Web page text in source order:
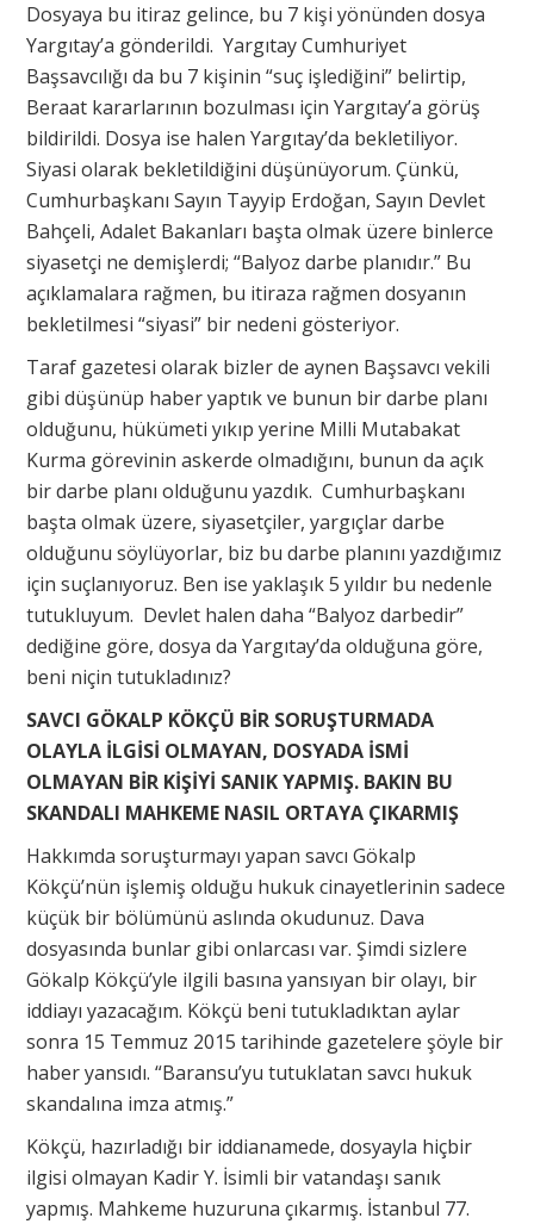
Dosyaya bu itiraz gelince, bu 7 kişi yönünden dosya
Yargıtay’a gönderildi. Yargıtay Cumhuriyet
Başsavcılığı da bu 7 kişinin “suç işlediğini” belirtip,
Beraat kararlarının bozulması için Yargıtay’a görüş
bildirildi. Dosya ise halen Yargıtay’da bekletiliyor.
Siyasi olarak bekletildiğini düşünüyorum. Çünkü,
Cumhurbaşkanı Sayın Tayyip Erdoğan, Sayın Devlet
Bahçeli, Adalet Bakanları başta olmak üzere binlerce
siyasetçi ne demişlerdi; “Balyoz darbe planıdır.” Bu
açıklamalara rağmen, bu itiraza rağmen dosyanın
bekletilmesi “siyasi” bir nedeni gösteriyor.
Taraf gazetesi olarak bizler de aynen Başsavcı vekili
gibi düşünüp haber yaptık ve bunun bir darbe planı
olduğunu, hükümeti yıkıp yerine Milli Mutabakat
Kurma görevinin askerde olmadığını, bunun da açık
bir darbe planı olduğunu yazdık. Cumhurbaşkanı
başta olmak üzere, siyasetçiler, yargıçlar darbe
olduğunu söylüyorlar, biz bu darbe planını yazdığımız
için suçlanıyoruz. Ben ise yaklaşık 5 yıldır bu nedenle
tutukluyum. Devlet halen daha “Balyoz darbedir”
dediğine göre, dosya da Yargıtay’da olduğuna göre,
beni niçin tutukladınız?
SAVCI GÖKALP KÖKÇÜ BİR SORUŞTURMADA
OLAYLA İLGİSİ OLMAYAN, DOSYADA İSMİ
OLMAYAN BİR KİŞİYİ SANIK YAPMIŞ. BAKIN BU
SKANDALI MAHKEME NASIL ORTAYA ÇIKARMIŞ
Hakkımda soruşturmayı yapan savcı Gökalp
Kökçü’nün işlemiş olduğu hukuk cinayetlerinin sadece
küçük bir bölümünü aslında okudunuz. Dava
dosyasında bunlar gibi onlarcası var. Şimdi sizlere
Gökalp Kökçü’yle ilgili basına yansıyan bir olayı, bir
iddiayı yazacağım. Kökçü beni tutukladıktan aylar
sonra 15 Temmuz 2015 tarihinde gazetelere şöyle bir
haber yansıdı. “Baransu’yu tutuklatan savcı hukuk
skandalına imza atmış.”
Kökçü, hazırladığı bir iddianamede, dosyayla hiçbir
ilgisi olmayan Kadir Y. İsimli bir vatandaşı sanık
yapmış. Mahkeme huzuruna çıkarmış. İstanbul 77.